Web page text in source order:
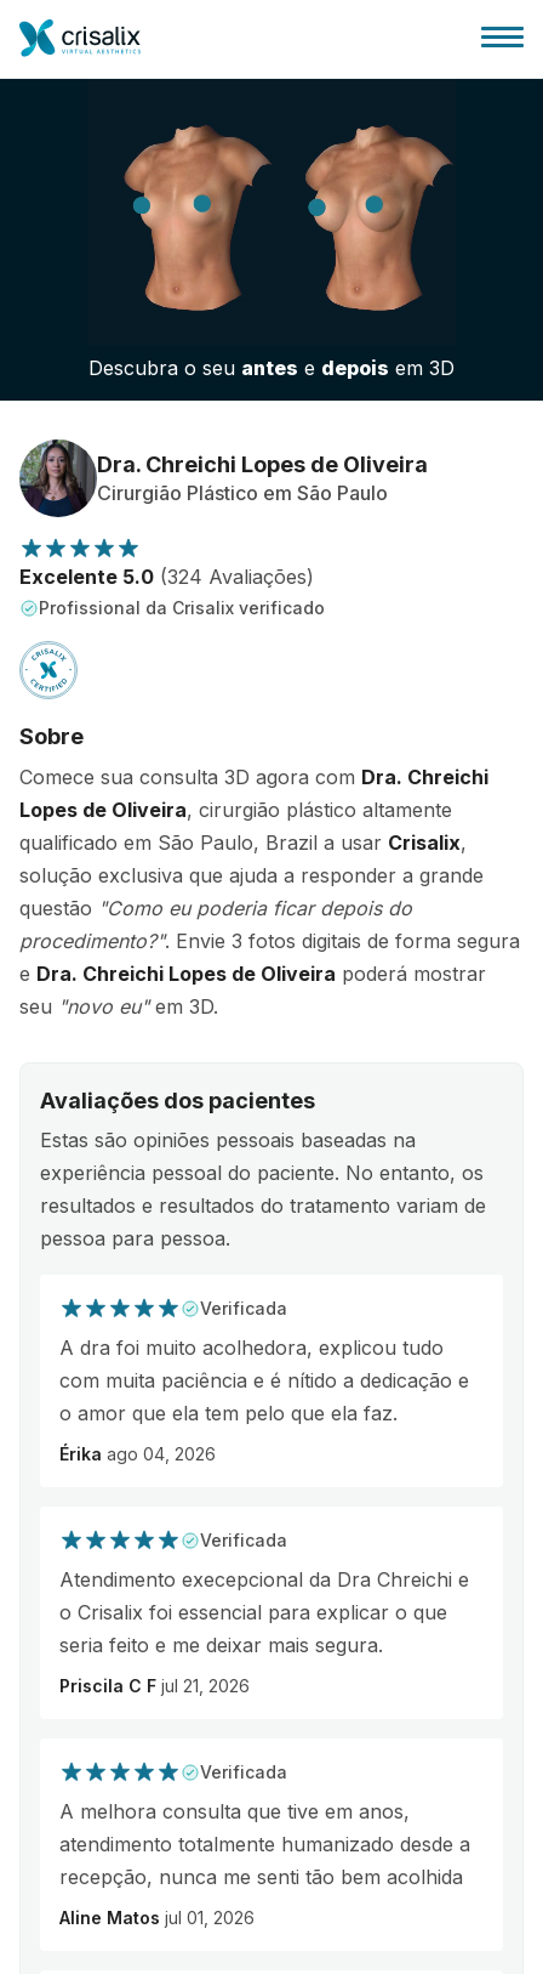
Página inicial para cirurgiões
Plataforma 3D de business
Planos
Avaliações dos pacientes
Descubra o seu antes e depois em 3D
Dra. Chreichi Lopes de Oliveira
Cirurgião Plástico em São Paulo
Excelente 5.0 (324 Avaliações)
Profissional da Crisalix verificado
Sobre
Comece sua consulta 3D agora com Dra. Chreichi
Lopes de Oliveira, cirurgião plástico altamente
qualificado em São Paulo, Brazil a usar Crisalix,
solução exclusiva que ajuda a responder a grande
questão "Como eu poderia ficar depois do
procedimento?". Envie 3 fotos digitais de forma segura
e Dra. Chreichi Lopes de Oliveira poderá mostrar
seu "novo eu"em 3D.
Avaliações dos pacientes
Estas são opiniões pessoais baseadas na
experiência pessoal do paciente. No entanto, os
resultados e resultados do tratamento variam de
pessoa para pessoa.
Verificada
A dra foi muito acolhedora, explicou tudo
com muita paciência e é nítido a dedicação e
o amor que ela tem pelo que ela faz.
Érika ago 04, 2026
Verificada
Atendimento execepcional da Dra Chreichi e
o Crisalix foi essencial para explicar o que
seria feito e me deixar mais segura.
Priscila C F jul 21, 2026
Verificada
A melhora consulta que tive em anos,
atendimento totalmente humanizado desde a
recepção, nunca me senti tão bem acolhida
Aline Matos jul 01, 2026